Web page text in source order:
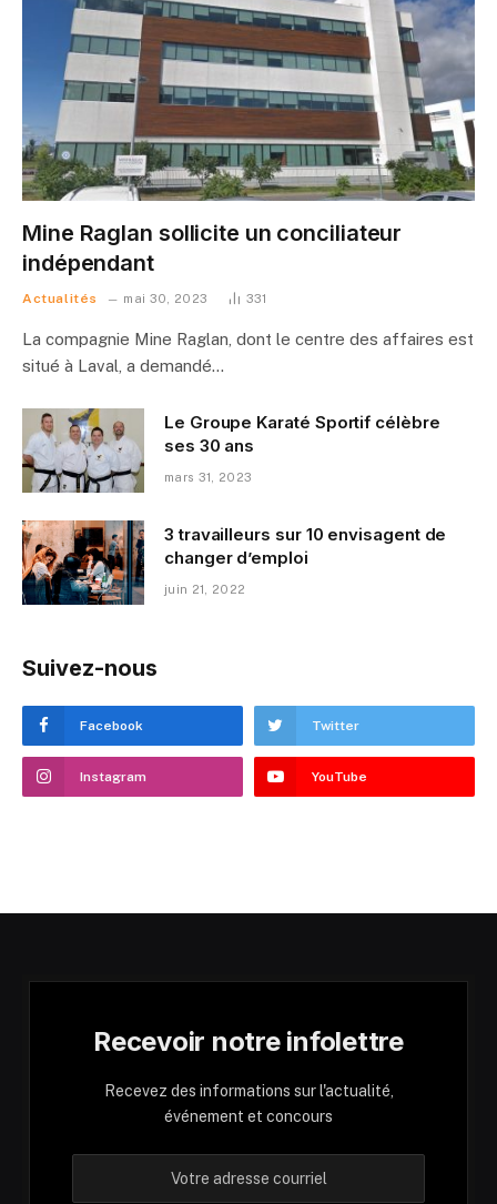
Mine Raglan sollicite un conciliateur
indépendant
Actualités mai 30, 2023 331
La compagnie Mine Raglan, dont le centre des affaires est
situé à Laval, a demandé…
Le Groupe Karaté Sportif célèbre
ses 30 ans
mars 31, 2023
3 travailleurs sur 10 envisagent de
changer d’emploi
juin 21, 2022
Suivez-nous
Facebook Twitter
Instagram YouTube
Recevoir notre infolettre
Recevez des informations sur l'actualité,
événement et concours